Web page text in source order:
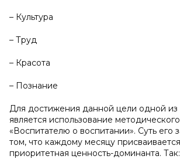
– Культура
– Труд
– Красота
– Познание
Для достижения данной цели одной
является использование
«Воспитателю о воспитании». Суть его
том, что каждому месяцу
приоритетная ценность-доминанта. Так: